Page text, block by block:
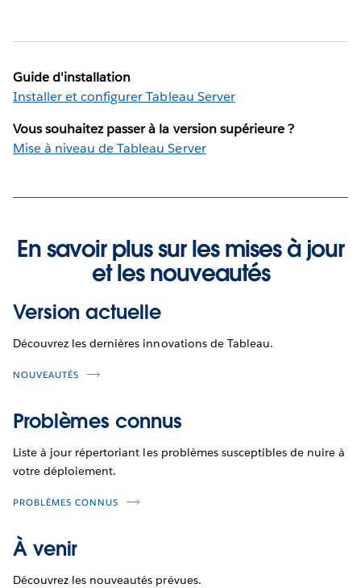
Guide d'installation
Installer et configurer Tableau Server
Vous souhaitez passer à la version supérieure ?
Mise à niveau de Tableau Server
En savoir plus sur les mises à jour
et les nouveautés
Version actuelle
Découvrez les dernières innovations de Tableau.
NOUVEAUTÉS
Problèmes connus
Liste à jour répertoriant les problèmes susceptibles de nuire à
votre déploiement.
PROBLÈMES CONNUS
À venir
Découvrez les nouveautés prévues.